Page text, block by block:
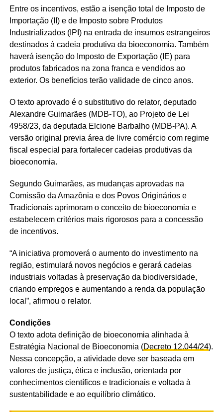
Entre os incentivos, estão a isenção total de Imposto de
Importação (II ) e de Imposto sobre Produtos
Industrializados (IPI ) na entrada de insumos estrangeiros
destinados à cadeia produtiva da bioeconomia. Também
haverá isenção do Imposto de Exportação (IE) para
produtos fabricados na zona franca e vendidos ao
exterior. Os benefícios terão validade de cinco anos.
O texto aprovado é o substitutivo do relator, deputado
Alexandre Guimarães (MDB-TO), ao Projeto de Lei
4958/23, da deputada Elcione Barbalho (MDB-PA). A
versão original previa área de livre comércio com regime
fiscal especial para fortalecer cadeias produtivas da
bioeconomia.
Segundo Guimarães, as mudanças aprovadas na
Comissão da Amazônia e dos Povos Originários e
Tradicionais aprimoram o conceito de bioeconomia e
estabelecem critérios mais rigorosos para a concessão
de incentivos.
“A iniciativa promoverá o aumento do investimento na
região, estimulará novos negócios e gerará cadeias
industriais voltadas à preservação da biodiversidade,
criando empregos e aumentando a renda da população
local”, afirmou o relator.
Condições
O texto adota definição de bioeconomia alinhada à
Estratégia Nacional de Bioeconomia (Decreto 12.044/24).
Nessa concepção, a atividade deve ser baseada em
valores de justiça, ética e inclusão, orientada por
conhecimentos científicos e tradicionais e voltada à
sustentabilidade e ao equilíbrio climático.